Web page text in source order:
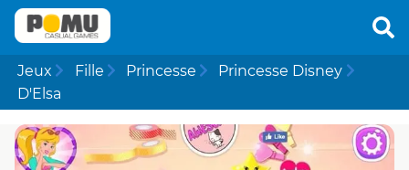
Jeux Fille Princesse
Princesse Disney
D'Elsa